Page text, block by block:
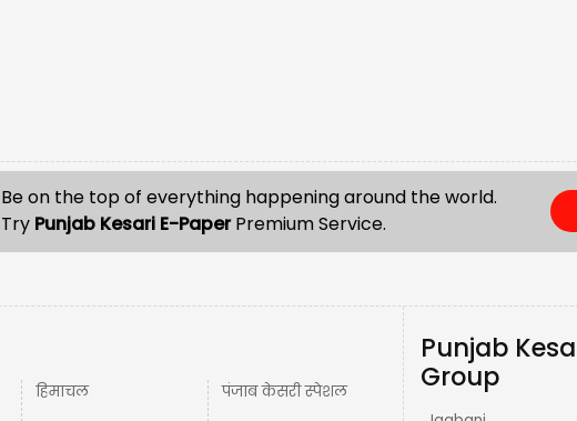
Be on the top of everything happening around the world.
Punjab Kesari